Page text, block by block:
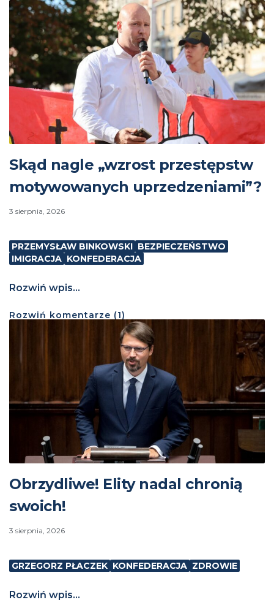
Skąd nagle „wzrost przestępstw
motywowanych uprzedzeniami”?
3 sierpnia, 2026
PRZEMYSŁAW BINKOWSKI BEZPIECZEŃSTWO
IMIGRACJA KONFEDERACJA
Rozwiń wpis...
Rozwiń komentarze (1)
Obrzydliwe! Elity nadal chronią
swoich!
3 sierpnia, 2026
GRZEGORZ PŁACZEK KONFEDERACJA ZDROWIE
Rozwiń wpis...